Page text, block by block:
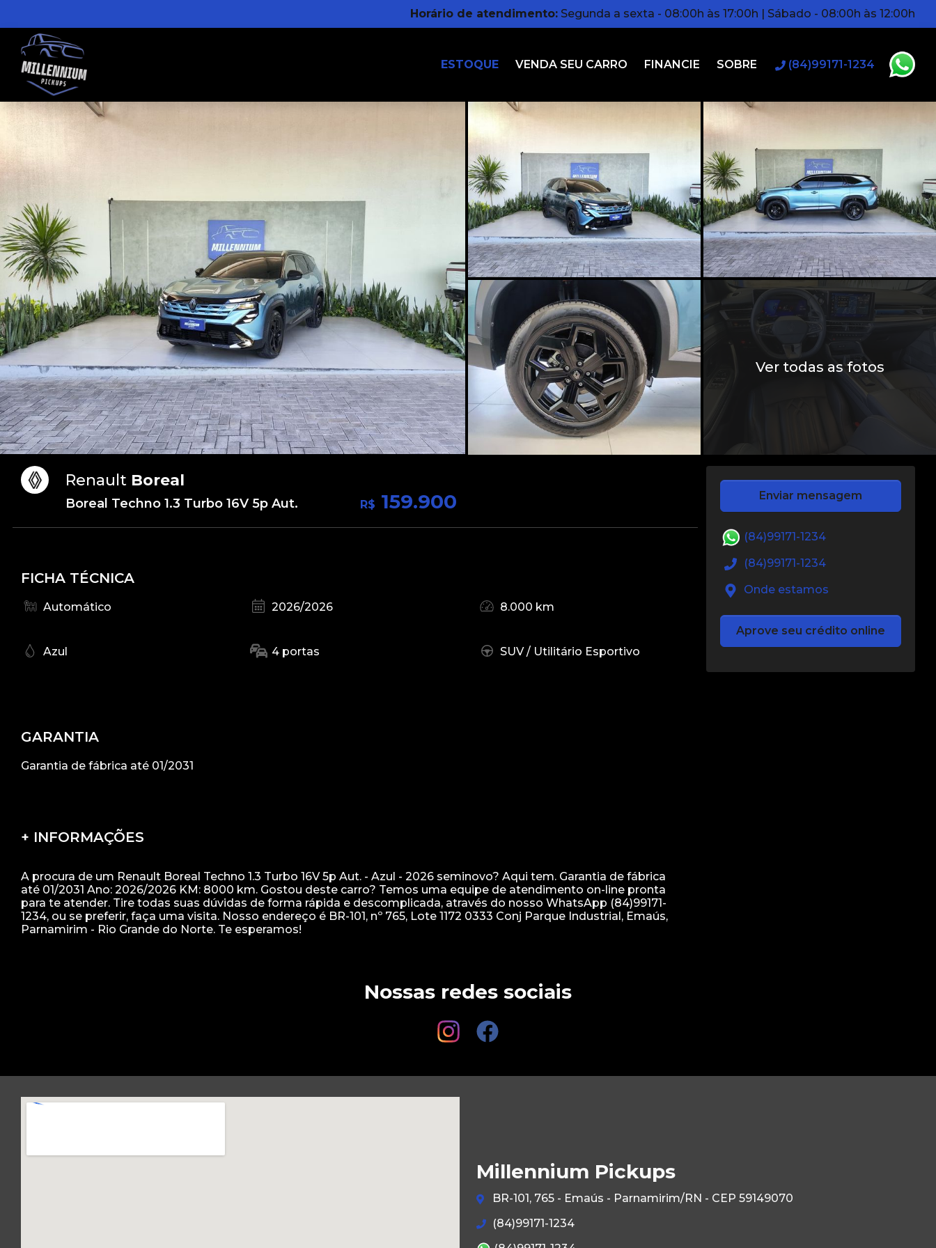
Horário de atendimento: Segunda a sexta - 08:00h às 17:00h | Sábado - 08:00h às 12:00h
ESTOQUE VENDA SEU CARRO FINANCIE SOBRE (84)99171-1234
Ver todas as fotos
Renault Boreal
Boreal Techno 1.3 Turbo 16V 5p Aut. R$ 159.900
FICHA TÉCNICA
Automático 2026/2026 8.000 km
Azul 4 portas SUV / Utilitário Esportivo
GARANTIA
Garantia de fábrica até 01/2031
+ INFORMAÇÕES
A procura de um Renault Boreal Techno 1.3 Turbo 16V 5p Aut. - Azul - 2026 seminovo? Aqui tem. Garantia de fábrica
até 01/2031 Ano: 2026/2026 KM: 8000 km. Gostou deste carro? Temos uma equipe de atendimento on-line pronta
para te atender. Tire todas suas dúvidas de forma rápida e descomplicada, através do nosso WhatsApp (84)99171-
1234, ou se preferir, faça uma visita. Nosso endereço é BR-101, nº 765, Lote 1172 0333 Conj Parque Industrial, Emaús,
Enviar mensagem
(84)99171-1234
(84)99171-1234
Onde estamos
Aprove seu crédito online
Nossas redes sociais
Millennium Pickups
BR-101, 765 - Emaús - Parnamirim/RN - CEP 59149070
(84)99171-1234